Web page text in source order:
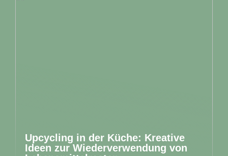
Upcycling in der Küche: Kreative
Ideen zur Wiederverwendung von